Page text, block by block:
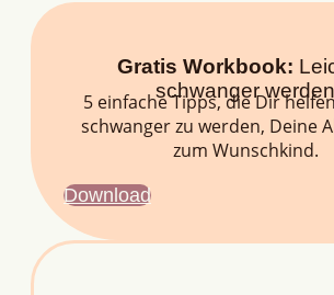
Gratis Workbook:
schwanger werden
5 einfache Tipps, die Dir
schwanger zu werden, Deine
zum Wunschkind.
Download